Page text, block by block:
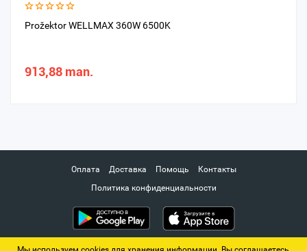
Prožektor WELLMAX 360W 6500K
913,88 man.
Оплата Доставка Помощь
Контакты
Политика конфиденциальности